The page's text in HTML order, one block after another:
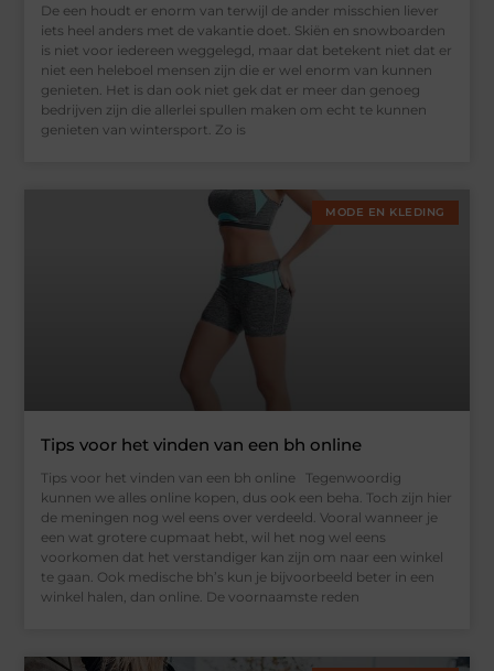
De een houdt er enorm van terwijl de ander misschien liever
iets heel anders met de vakantie doet. Skiën en snowboarden
is niet voor iedereen weggelegd, maar dat betekent niet dat er
niet een heleboel mensen zijn die er wel enorm van kunnen
genieten. Het is dan ook niet gek dat er meer dan genoeg
bedrijven zijn die allerlei spullen maken om echt te kunnen
genieten van wintersport. Zo is
MODE EN KLEDING
Tips voor het vinden van een bh online
Tips voor het vinden van een bh online Tegenwoordig
kunnen we alles online kopen, dus ook een beha. Toch zijn hier
de meningen nog wel eens over verdeeld. Vooral wanneer je
een wat grotere cupmaat hebt, wil het nog wel eens
voorkomen dat het verstandiger kan zijn om naar een winkel
te gaan. Ook medische bh’s kun je bijvoorbeeld beter in een
winkel halen, dan online. De voornaamste reden